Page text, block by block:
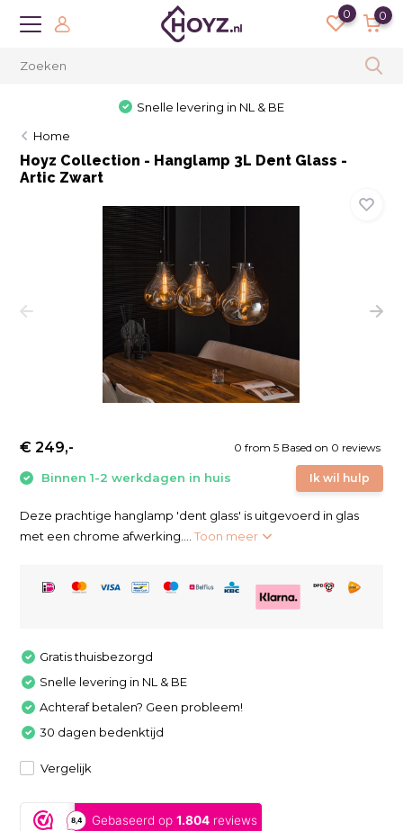
0 0
Snelle levering in NL & BE
Home
Hoyz Collection - Hanglamp 3L Dent Glass -
Artic Zwart
0 from 5 Based on 0 reviews
Ik wil hulp
€ 249,-
Binnen 1-2 werkdagen in huis
Deze prachtige hanglamp 'dent glass' is uitgevoerd in glas
met een chrome afwerking....Toon meer
Gratis thuisbezorgd
Snelle levering in NL & BE
Achteraf betalen? Geen probleem!
30 dagen bedenktijd
Vergelijk